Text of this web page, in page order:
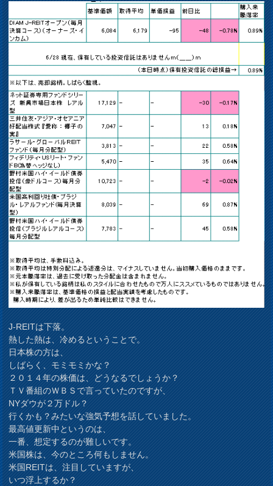
J-REITは下落。
熱した熱は、冷めるということで。
日本株の方は、
しばらく、モミモミかな？
２０１４年の株価は、どうなるでしょうか？
ＴＶ番組のＷＢＳで言っていたのですが、
NYダウが２万ドル？
行くかも？みたいな強気予想を話していました。
最高値更新中というのは、
一番、想定するのが難しいです。
米国株は、今のところ何もしません。
米国REITは、注目していますが、
いつ浮上するか？